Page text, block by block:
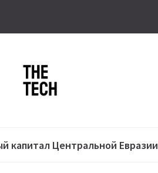
капитал Центральной Евразии